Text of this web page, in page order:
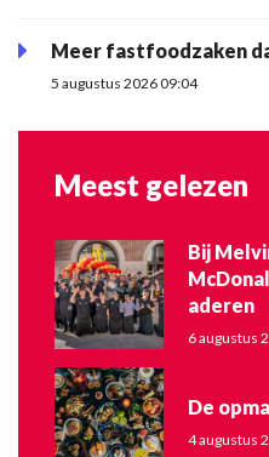
Meer fastfoodzaken
5 augustus 2026 09:04
Meest gelezen
Bij
aderen
6 augustus
De
4 augustus